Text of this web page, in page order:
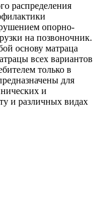
распределения
опорно-
на позвоночник.
основу матраца
всех вариантов
только в
для
и
и различных видах